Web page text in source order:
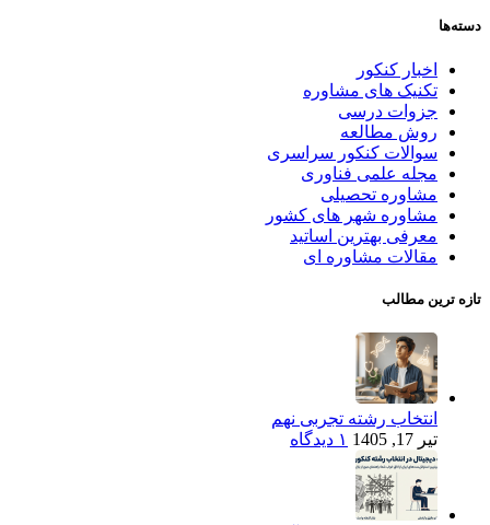
دسته‌ها
اخبار کنکور
تکنیک های مشاوره
جزوات درسی
روش مطالعه
سوالات کنکور سراسری
مجله علمی فناوری
مشاوره تحصیلی
مشاوره شهر های کشور
معرفی بهترین اساتید
مقالات مشاوره ای
تازه ترین مطالب
انتخاب رشته تجربی نهم
تیر 17, 1405
۱ دیدگاه